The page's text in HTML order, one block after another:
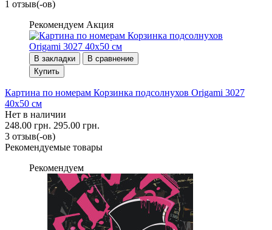
1 отзыв(-ов)
Рекомендуем Акция
В закладки
В сравнение
Купить
Картина по номерам Корзинка подсолнухов Origami 3027
40x50 см
Нет в наличии
248.00 грн. 295.00 грн.
3 отзыв(-ов)
Рекомендуемые товары
Рекомендуем